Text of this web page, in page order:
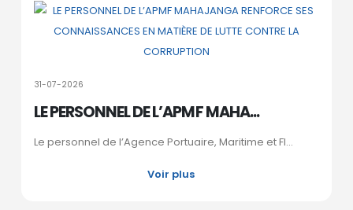
31-07-2026
LE PERSONNEL DE L’APMF MAHA...
Le personnel de l’Agence Portuaire, Maritime et Fl...
Voir plus